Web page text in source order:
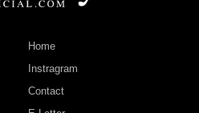
Home
Instragram
Contact